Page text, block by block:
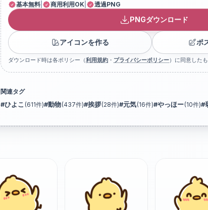
基本無料 商用利用OK 透過PNG
PNGダウンロード
アイコンを作る ポ
ダウンロード時は各ポリシー（利用規約 ・ プライバシーポリシー）に同意した
関連タグ
#ひよこ (611件)#動物(437件)#挨拶(28件)#元気(16件)#やっほー(10件)#